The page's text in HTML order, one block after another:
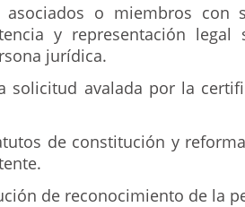
o miembros con
y representación
jurídica.
solicitud avalada por la
de constitución y
de reconocimiento de la